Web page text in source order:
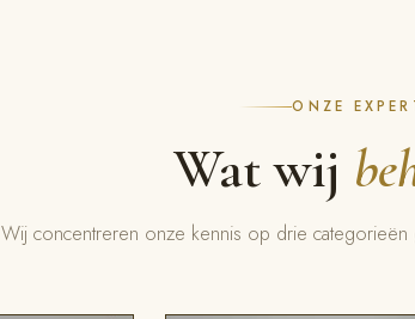
ONZE
Wat wij
Wij concentreren onze kennis op drie